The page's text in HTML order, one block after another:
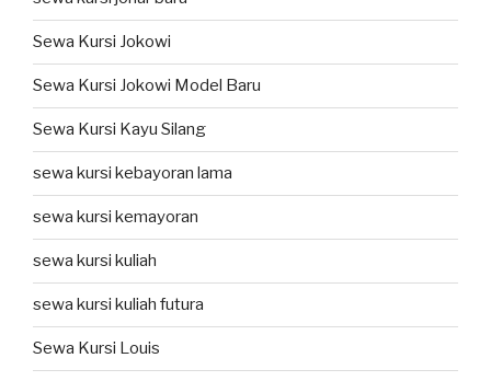
Sewa Kursi Jokowi
Sewa Kursi Jokowi Model Baru
Sewa Kursi Kayu Silang
sewa kursi kebayoran lama
sewa kursi kemayoran
sewa kursi kuliah
sewa kursi kuliah futura
Sewa Kursi Louis